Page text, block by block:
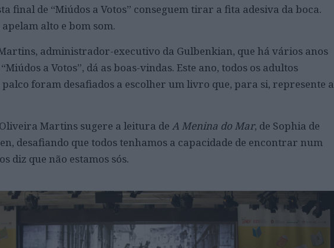
final de “Miúdos a Votos” conseguem tirar a fita adesiva da boca.
alto e bom som.
administrador-executivo da Gulbenkian, que há vários anos
a Votos”, dá as boas-vindas. Este ano, todos os adultos
foram desafiados a escolher um livro que, para si, represente a
Martins sugere a leitura de A Menina do Mar, de Sophia de
desafiando que todos tenhamos a capacidade de encontrar num
diz que não estamos sós.